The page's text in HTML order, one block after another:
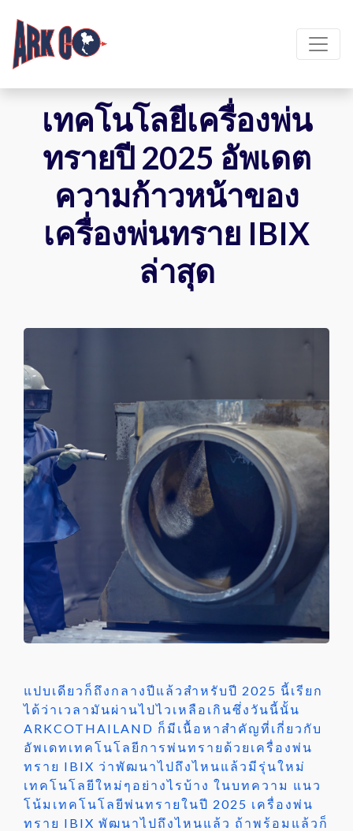
เทคโนโลยีเครื่องพ่น
ทรายปี 2025 อัพเดต
ความก้าวหน้าของ
เครื่องพ่นทราย IBIX
ล่าสุด
แปบเดียวก็ถึงกลางปีแล้วสำหรับปี 2025 นี้เรียก
ได้ว่าเวลามันผ่านไปไวเหลือเกินซึ่งวันนี้นั้น
ARKCOTHAILAND ก็มีเนื้อหาสำคัญที่เกี่ยวกับ
อัพเดทเทคโนโลยีการพ่นทรายด้วยเครื่องพ่น
ทราย IBIX ว่าพัฒนาไปถึงไหนแล้วมีรุ่นใหม่
เทคโนโลยีใหม่ๆอย่างไรบ้าง ในบทความ แนว
โน้มเทคโนโลยีพ่นทรายในปี 2025 เครื่องพ่น
ทราย IBIX พัฒนาไปถึงไหนแล้ว ถ้าพร้อมแล้วก็